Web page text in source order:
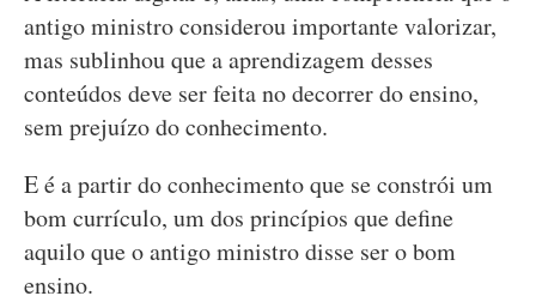
antigo ministro considerou importante valorizar,
mas sublinhou que a aprendizagem desses
conteúdos deve ser feita no decorrer do ensino,
sem prejuízo do conhecimento.
E é a partir do conhecimento que se constrói um
bom currículo, um dos princípios que define
aquilo que o antigo ministro disse ser o bom
ensino.